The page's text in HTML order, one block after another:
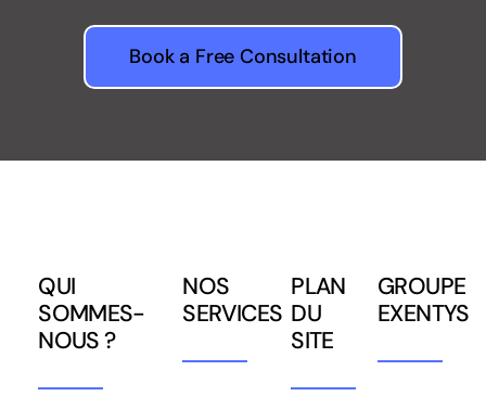
Book a Free Consultation
QUI
SOMMES-
NOUS ?
NOS
SERVICES
PLAN
DU
SITE
GROUPE
EXENTYS